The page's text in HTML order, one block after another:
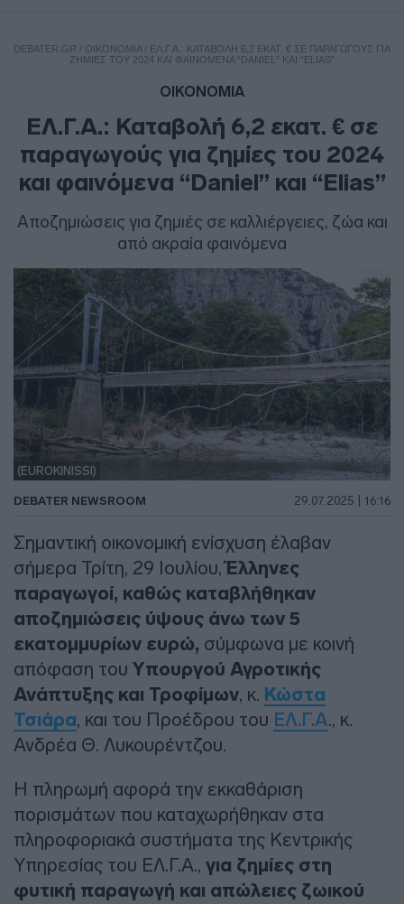
DEBATER.GR / ΟΙΚΟΝΟΜΙΑ/ ΕΛ.Γ.Α.: ΚΑΤΑΒΟΛΉ 6,2 ΕΚΑΤ. € ΣΕ ΠΑΡΑΓΩΓΟΎΣ ΓΙΑ
ΖΗΜΊΕΣ ΤΟΥ 2024 ΚΑΙ ΦΑΙΝΌΜΕΝΑ “DANIEL” ΚΑΙ “ELIAS”
ΟΙΚΟΝΟΜΙΑ
ΕΛ.Γ.Α.: Καταβολή 6,2 εκατ. € σε
παραγωγούς για ζημίες του 2024
και φαινόμενα “Daniel” και “Elias”
Αποζημιώσεις για ζημιές σε καλλιέργειες, ζώα και
από ακραία φαινόμενα
(EUROKINISSI)
DEBATER NEWSROOM 29.07.2025 | 16:16
Σημαντική οικονομική ενίσχυση έλαβαν
σήμερα Τρίτη, 29 Ιουλίου,Έλληνες
παραγωγοί, καθώς καταβλήθηκαν
αποζημιώσεις ύψους άνω των 5
εκατομμυρίων ευρώ, σύμφωνα με κοινή
απόφαση του Υπουργού Αγροτικής
Ανάπτυξης και Τροφίμων, κ. Κώστα
Τσιάρα, και του Προέδρου του ΕΛ.Γ.Α., κ.
Ανδρέα Θ. Λυκουρέντζου.
Η πληρωμή αφορά την εκκαθάριση
πορισμάτων που καταχωρήθηκαν στα
πληροφοριακά συστήματα της Κεντρικής
Υπηρεσίας του ΕΛ.Γ.Α., για ζημίες στη
φυτική παραγωγή και απώλειες ζωικού